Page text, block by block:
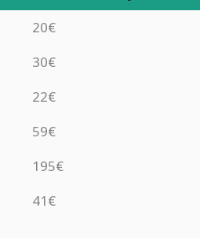
20€
30€
22€
59€
195€
41€